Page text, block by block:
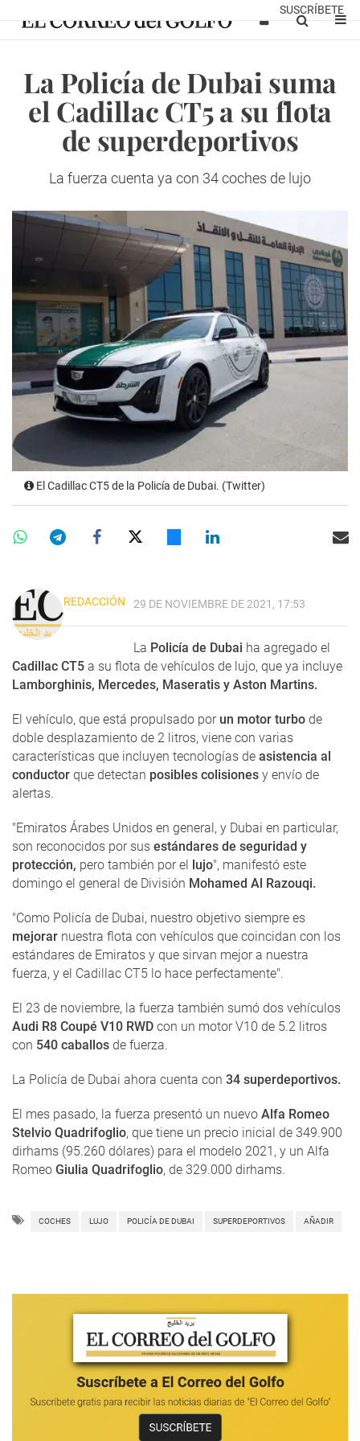
SUSCRÍBETE
La Policía de Dubai suma
el Cadillac CT5 a ​​su flota
de superdeportivos
La fuerza cuenta ya con 34 coches de lujo
El Cadillac CT5 de la Policía de Dubai. (Twitter)
REDACCIÓN 29 DE NOVIEMBRE DE 2021, 17:53
La Policía de Dubai ha agregado el
Cadillac CT5 a ​​su flota de vehículos de lujo, que ya incluye
Lamborghinis, Mercedes, Maseratis y Aston Martins.
El vehículo, que está propulsado por un motor turbo de
doble desplazamiento de 2 litros, viene con varias
características que incluyen tecnologías de asistencia al
conductor que detectan posibles colisiones y envío de
alertas.
"Emiratos Árabes Unidos en general, y Dubai en particular,
son reconocidos por sus estándares de seguridad y
protección, pero también por el lujo", manifestó este
domingo el general de División Mohamed Al Razouqi.
"Como Policía de Dubai, nuestro objetivo siempre es
mejorar nuestra flota con vehículos que coincidan con los
estándares de Emiratos y que sirvan mejor a nuestra
fuerza, y el Cadillac CT5 lo hace perfectamente".
El 23 de noviembre, la fuerza también sumó dos vehículos
Audi R8 Coupé V10 RWD con un motor V10 de 5.2 litros
con 540 caballos de fuerza.
La Policía de Dubai ahora cuenta con 34 superdeportivos.
El mes pasado, la fuerza presentó un nuevo Alfa Romeo
Stelvio Quadrifoglio, que tiene un precio inicial de 349.900
dirhams (95.260 dólares) para el modelo 2021, y un Alfa
Romeo Giulia Quadrifoglio, de 329.000 dirhams.
COCHES LUJO POLICÍA DE DUBAI SUPERDEPORTIVOS AÑADIR